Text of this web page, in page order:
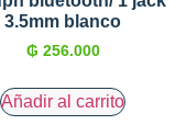
3.5mm blanco
₲ 256.000
Añadir al carrito